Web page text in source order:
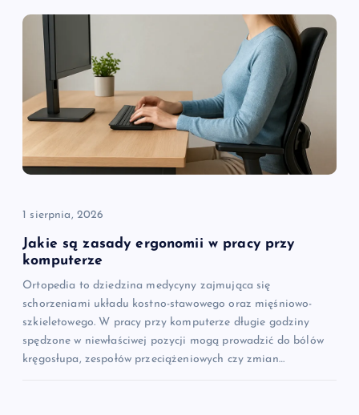
w
p
s
u
1 sierpnia, 2026
Jakie są zasady ergonomii w pracy przy
komputerze
Ortopedia to dziedzina medycyny zajmująca się
schorzeniami układu kostno-stawowego oraz mięśniowo-
szkieletowego. W pracy przy komputerze długie godziny
spędzone w niewłaściwej pozycji mogą prowadzić do bólów
kręgosłupa, zespołów przeciążeniowych czy zmian…